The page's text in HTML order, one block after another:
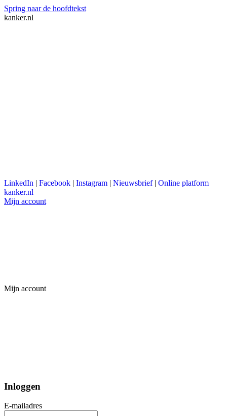
Spring naar de hoofdtekst
kanker.nl
LinkedIn | Facebook | Instagram | Nieuwsbrief | Online platform
kanker.nl
Mijn account
Mijn account
Inloggen
E-mailadres